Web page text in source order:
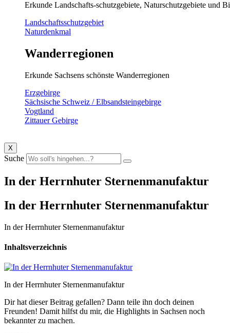
Erkunde Landschafts-schutzgebiete, Naturschutzgebiete und
Landschaftsschutzgebiet
Naturdenkmal
Wanderregionen
Erkunde Sachsens schönste Wanderregionen
Erzgebirge
Sächsische Schweiz / Elbsandsteingebirge
Vogtland
Zittauer Gebirge
X
Suche
In der Herrnhuter Sternenmanufaktur
In der Herrnhuter Sternenmanufaktur
In der Herrnhuter Sternenmanufaktur
Inhaltsverzeichnis
In der Herrnhuter Sternenmanufaktur
Dir hat dieser Beitrag gefallen? Dann teile ihn doch deinen
Freunden! Damit hilfst du mir, die Highlights in Sachsen noch
bekannter zu machen.